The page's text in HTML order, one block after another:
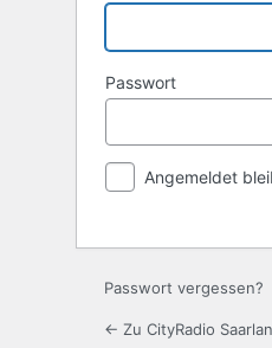
Passwort
Angemeldet
Passwort vergessen?
← Zu CityRadio